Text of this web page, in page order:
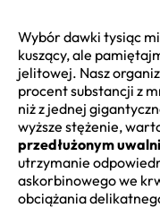
Wybór dawki tysiąc
kuszący, ale
jelitowej. Nasz
procent substancji z
niż z jednej
wyższe stężenie,
przedłużonym
utrzymanie
askorbinowego we
obciążania